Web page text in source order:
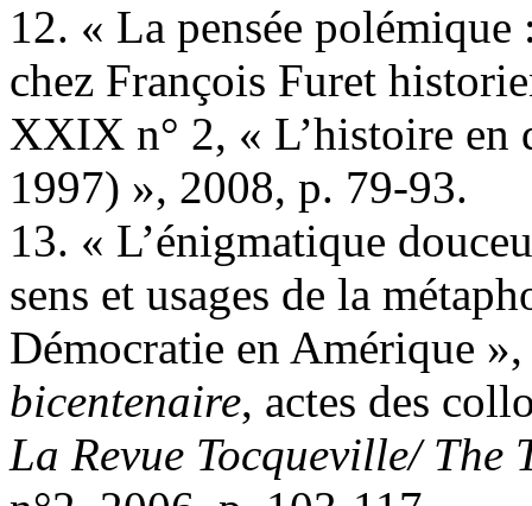
12. « La pensée
chez François Furet
XXIX n° 2, « L’histoire en
1997) », 2008, p. 79-93.
13. « L’énigmatique
sens et usages de la
Démocratie en Amérique
bicentenaire, actes des
La Revue Tocqueville/ The